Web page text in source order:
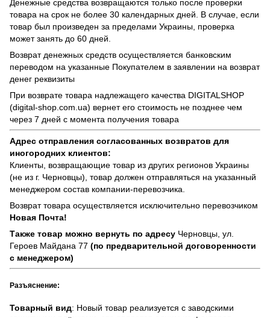
Денежные средства возвращаются только после проверки
товара на срок не более 30 календарных дней. В случае, если
товар был произведен за пределами Украины, проверка
может занять до 60 дней.
Возврат денежных средств осуществляется банковским
переводом на указанные Покупателем в заявлении на возврат
денег реквизиты
При возврате товара надлежащего качества DIGITALSHOP
(digital-shop.com.ua) вернет его стоимость не позднее чем
через 7 дней с момента получения товара
Адрес отправления согласованных возвратов для
иногородних клиентов:
Клиенты, возвращающие товар из других регионов Украины
(не из г. Черновцы), товар должен отправляться на указанный
менеджером состав компании-перевозчика.
Возврат товара осуществляется исключительно перевозчиком
Новая Почта!
Также товар можно вернуть по адресу Черновцы, ул.
Героев Майдана 77 (по предварительной договоренности
с менеджером)
Разъяснение:
Товарный вид: Новый товар реализуется с заводскими